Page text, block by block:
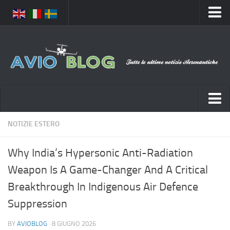
Chi Siamo
Contatti
Pubblicità
Disclaimer
Feed
Prenota Voli
Notizie Italia
Aeronautica Militare
Aeroporti
Compagnie Aeree
Forze Aeree
Incidenti e inconvenienti aerei
NOTIZIE ESTERO
Why India’s Hypersonic Anti-Radiation
Weapon Is A Game-Changer And A Critical
Breakthrough In Indigenous Air Defence
Suppression
BY AVIOBLOG · 8 GIUGNO 2026